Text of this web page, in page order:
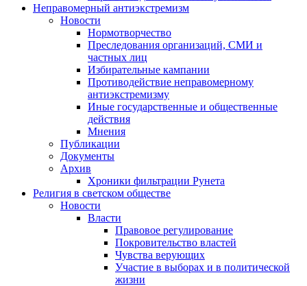
Неправомерный антиэкстремизм
Новости
Нормотворчество
Преследования организаций, СМИ и
частных лиц
Избирательные кампании
Противодействие неправомерному
антиэкстремизму
Иные государственные и общественные
действия
Мнения
Публикации
Документы
Архив
Хроники фильтрации Рунета
Религия в светском обществе
Новости
Власти
Правовое регулирование
Покровительство властей
Чувства верующих
Участие в выборах и в политической
жизни